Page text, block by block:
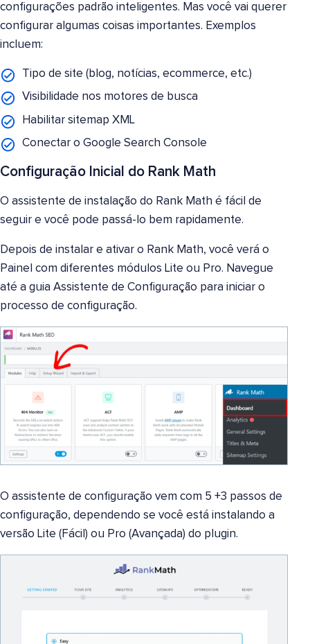
configurações padrão inteligentes. Mas você vai querer
configurar algumas coisas importantes. Exemplos
incluem:
Tipo de site (blog, notícias, ecommerce, etc.)
Visibilidade nos motores de busca
Habilitar sitemap XML
Conectar o Google Search Console
Configuração Inicial do Rank Math
O assistente de instalação do Rank Math é fácil de
seguir e você pode passá-lo bem rapidamente.
Depois de instalar e ativar o Rank Math, você verá o
Painel com diferentes módulos Lite ou Pro. Navegue
até a guia Assistente de Configuração para iniciar o
processo de configuração.
O assistente de configuração vem com 5 +3 passos de
configuração, dependendo se você está instalando a
versão Lite (Fácil) ou Pro (Avançada) do plugin.